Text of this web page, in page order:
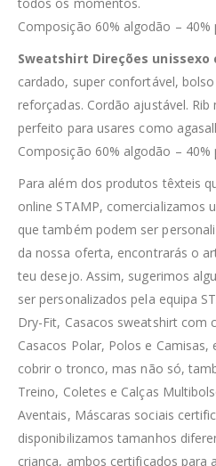
Composição 60% algodão – 40%
Sweatshirt Direções unissexo
cardado, super confortável,
reforçadas. Cordão ajustável.
perfeito para usares como
Composição 60% algodão – 40%
Para além dos produtos têxteis
online STAMP, comercializamos
que também podem ser
da nossa oferta, encontrarás o
teu desejo. Assim, sugerimos
ser personalizados pela equipa
Dry-Fit, Casacos sweatshirt com
Casacos Polar, Polos e
cobrir o tronco, mas não só,
Treino, Coletes e Calças
Aventais, Máscaras sociais
disponibilizamos tamanhos
criança, ambos certificados para